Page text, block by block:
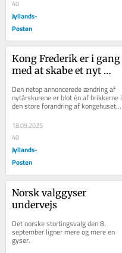
40
Jyllands-
Posten
Kong Frederik er i gang
med at skabe et nyt
Den netop annoncerede ændring af
nytårskurene er blot én af brikkerne i
den store forandring af kongehusets
måde at fungere på, som blev sat i...
18.09.2025
40
Jyllands-
Posten
Norsk valggyser
undervejs
Det norske stortingsvalg den 8.
september ligner mere og mere en
gyser.